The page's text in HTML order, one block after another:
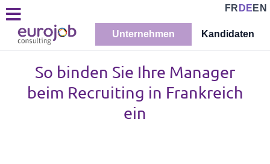
FR DE EN
Unternehmen Kandidaten
So binden Sie Ihre Manager
beim Recruiting in Frankreich
ein